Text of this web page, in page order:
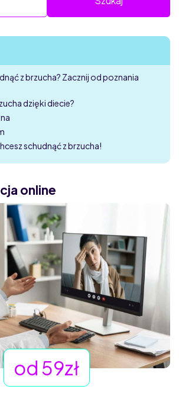
z brzucha? Zacznij od poznania
dzięki diecie?
schudnąć z brzucha!
online
od 59zł